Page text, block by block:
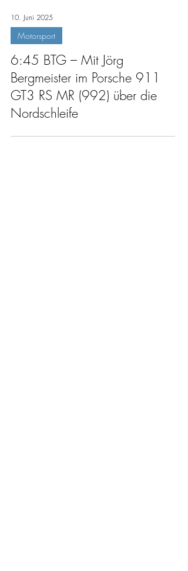
10. Juni 2025
Motorsport
6:45 BTG – Mit Jörg
Bergmeister im Porsche 911
GT3 RS MR (992) über die
Nordschleife